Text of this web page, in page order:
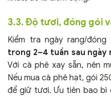
3.3. Độ tươi, đóng gói
Kiểm tra ngày rang/
trong 2–4 tuần sau ngày
Với cà phê xay sẵn, nên
Nếu mua cà phê hạt, gói
để giữ tươi. Ưu tiên bao bì